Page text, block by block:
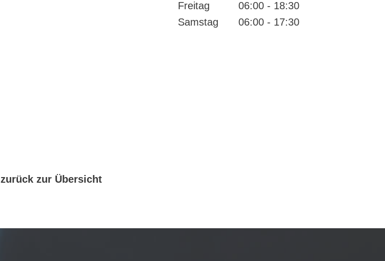
Freitag
06:00 - 18:30
Samstag
06:00 - 17:30
zurück zur Übersicht